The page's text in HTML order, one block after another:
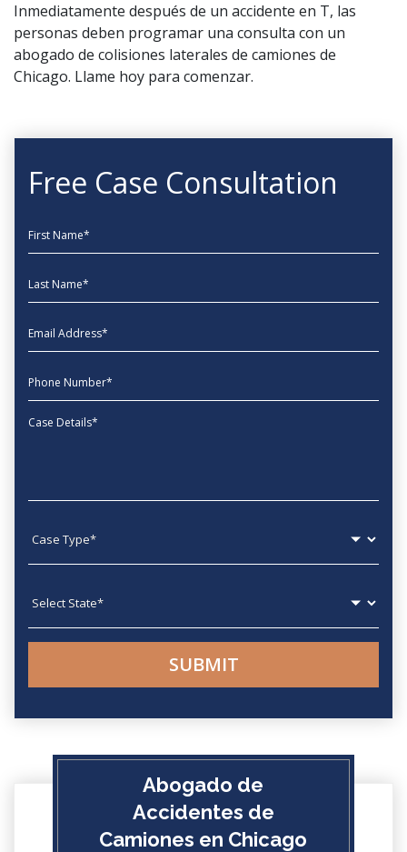
Inmediatamente después de un accidente en T, las
personas deben programar una consulta con un
abogado de colisiones laterales de camiones de
Chicago. Llame hoy para comenzar.
Free Case Consultation
First Name
Last Name
EmailAddress
phone
Message
Abogado de
Accidentes de
Camiones en Chicago